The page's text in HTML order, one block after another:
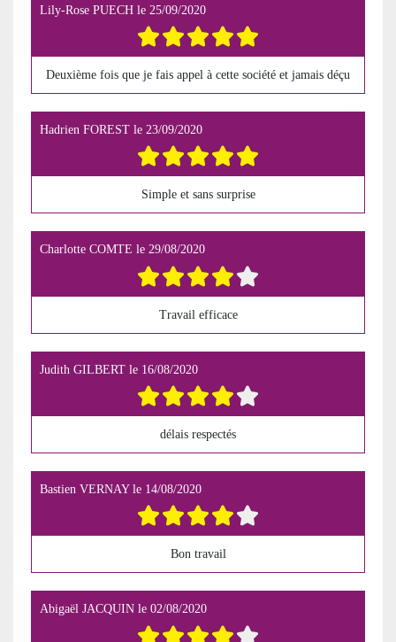
Lily-Rose PUECH le 25/09/2020
Deuxième fois que je fais appel à cette société et jamais déçu
Hadrien FOREST le 23/09/2020
Simple et sans surprise
Charlotte COMTE le 29/08/2020
Travail efficace
Judith GILBERT le 16/08/2020
délais respectés
Bastien VERNAYle 14/08/2020
Bon travail
Abigaël JACQUIN le 02/08/2020